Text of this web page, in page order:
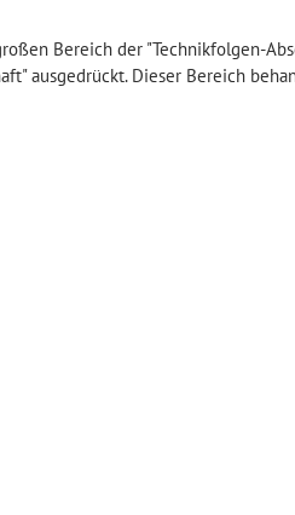
Bereich der "Technikfolgen-
ausgedrückt. Dieser Bereich